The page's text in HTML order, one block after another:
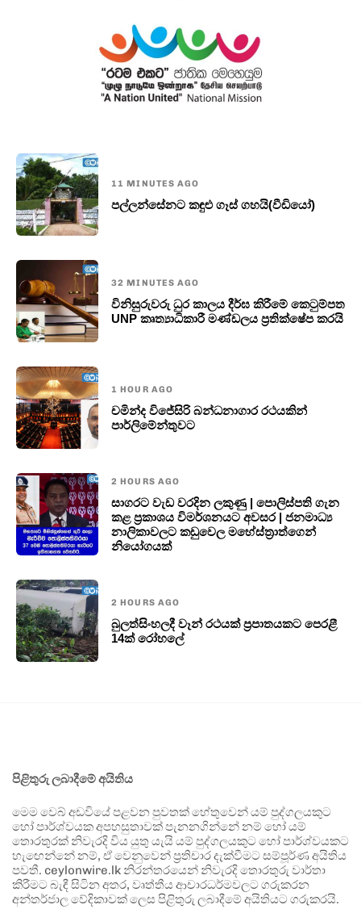
11 MINUTES AGO
පල්ලන්සේනට කඳුළු ගෑස් ගහයි(වීඩියෝ)
32 MINUTES AGO
විනිසුරුවරු ධුර කාලය දීර්ඝ කිරීමේ කෙටුම්පත
UNP කෘත්‍යාධිකාරී මණ්ඩලය ප්‍රතික්ෂේප කරයි
1 HOUR AGO
චමින්ද විජේසිරි බන්ධනාගාර රථයකින්
පාර්ලිමේන්තුවට
2 HOURS AGO
සාගරට වැඩ වරදින ලකුණු | පොලිස්පති ගැන
කළ ප්‍රකාශය විමර්ශනයට අවසර | ජනමාධ්‍ය
නාලිකාවලට කඩුවෙල මහේස්ත්‍රාත්ගෙන්
නියෝගයක්
2 HOURS AGO
බුලත්සිංහලදී වෑන් රථයක් ප්‍රපාතයකට පෙරළී
14ක් රෝහලේ
පිළිතුරු ලබාදීමේ අයිතිය
මෙම වෙබ් අඩවියේ පළවන පුවතක් හේතුවෙන් යම් පුද්ගලයකුට
හෝ පාර්ශ්වයක අපහසුතාවක් පැනනගින්නේ නම් හෝ යම්
තොරතුරක් නිවැරදි විය යුතු යැයි යම් පුද්ගලයකුට හෝ පාර්ශ්වයකට
හැඟෙන්නේ නම්, ඒ වෙනුවෙන් ප්‍රතිචාර දැක්වීමට සම්පූර්ණ අයිතිය
පවතී. ceylonwire.lk නිරන්තරයෙන් නිවැරදි තොරතුරු වාර්තා
කිරීමට බැඳී සිටින අතර, වෘත්තීය ආචාරධර්මවලට ගරුකරන
අන්තර්ජාල වේදිකාවක් ලෙස පිළිතුරු ලබාදීමේ අයිතියට ගරුකරයි.